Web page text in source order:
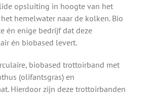
opsluiting in hoogte van het
hemelwater naar de kolken. Bio
én enige bedrijf dat deze
én biobased levert.
biobased trottoirband met
(olifantsgras) en
Hierdoor zijn deze trottoirbanden